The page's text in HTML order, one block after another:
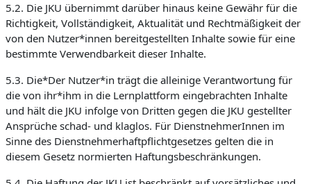
5.2. Die JKU übernimmt darüber hinaus keine Gewähr für die
Richtigkeit, Vollständigkeit, Aktualität und Rechtmäßigkeit der
von den Nutzer*innen bereitgestellten Inhalte sowie für eine
bestimmte Verwendbarkeit dieser Inhalte.
5.3. Die*Der Nutzer*in trägt die alleinige Verantwortung für
die von ihr*ihm in die Lernplattform eingebrachten Inhalte
und hält die JKU infolge von Dritten gegen die JKU gestellter
Ansprüche schad- und klaglos. Für DienstnehmerInnen im
Sinne des Dienstnehmerhaftpflichtgesetzes gelten die in
diesem Gesetz normierten Haftungsbeschränkungen.